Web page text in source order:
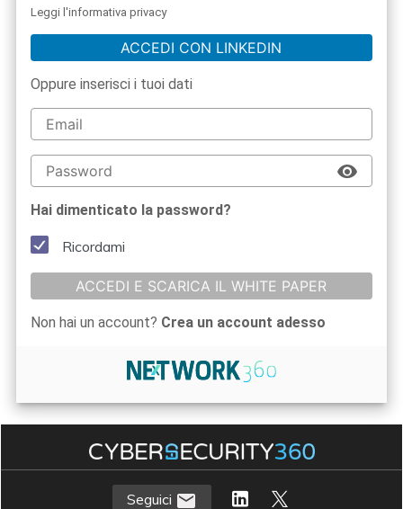
Leggi l'informativa privacy
ACCEDI CON LINKEDIN
Oppure inserisci i tuoi dati
Hai dimenticato la password?
Ricordami
ACCEDI E SCARICA IL WHITE PAPER
Non hai un account? Crea un account adesso
Seguici